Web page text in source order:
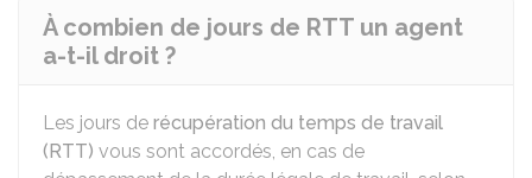
À combien de jours de RTT un agent
a-t-il droit ?
Les jours de récupération du temps de travail
(RTT) vous sont accordés, en cas de